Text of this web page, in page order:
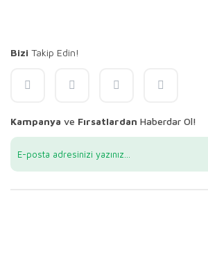
Bizi Takip Edin!
Kampanya ve Fırsatlardan Haberdar Ol!